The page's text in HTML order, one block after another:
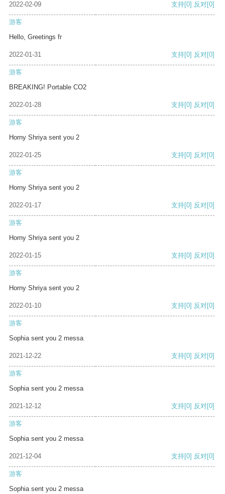
2022-02-09 支持[0] 反对[0]
游客
Hello, Greetings fr
2022-01-31 支持[0] 反对[0]
游客
BREAKING! Portable CO2
2022-01-28 支持[0] 反对[0]
游客
Horny Shriya sent you 2
2022-01-25 支持[0] 反对[0]
游客
Horny Shriya sent you 2
2022-01-17 支持[0] 反对[0]
游客
Horny Shriya sent you 2
2022-01-15 支持[0] 反对[0]
游客
Horny Shriya sent you 2
2022-01-10 支持[0] 反对[0]
游客
Sophia sent you 2 messa
2021-12-22 支持[0] 反对[0]
游客
Sophia sent you 2 messa
2021-12-12 支持[0] 反对[0]
游客
Sophia sent you 2 messa
2021-12-04 支持[0] 反对[0]
游客
Sophia sent you 2 messa